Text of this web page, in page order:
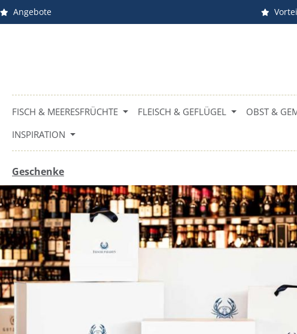
Hauptinhalt springen
Zur Suche springen
Zur Hauptnavigation springen
Angebote
FISCH & MEERESFRÜCHTE FLEISCH & GEFLÜGEL OBST &
INSPIRATION
Geschenke